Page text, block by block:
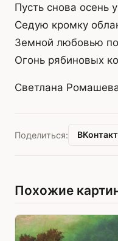
Пусть снова осень
Седую кромку
Земной любовью
Огонь рябиновых
Светлана
Поделиться:
Похожие